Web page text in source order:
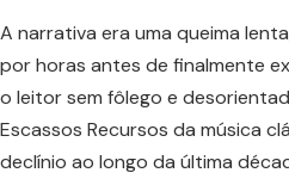
A narrativa era uma queima
por horas antes de finalmente
o leitor sem fôlego e
Escassos Recursos da música
declínio ao longo da última